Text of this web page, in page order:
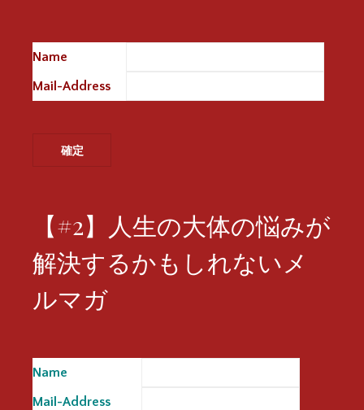
Name
Mail-Address
【#2】人生の大体の悩みが
解決するかもしれないメ
ルマガ
Name
Mail-Address